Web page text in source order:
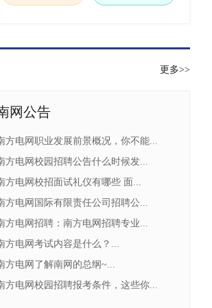
更多>>
网公告
方电网职业发展前景概况，你不能...
方电网校园招聘公告什么时候发...
方电网校招面试礼仪有哪些 面...
方电网国际有限责任公司招聘公...
方电网招聘：南方电网招聘专业...
方电网考试内容是什么？...
方电网了解南网的总纲~...
方电网校园招聘报考条件，这些你...